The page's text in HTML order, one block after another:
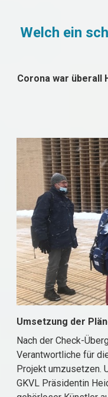
Welch ein
Corona war überall
Umsetzung der
Nach der Check-
Verantwortliche für
Projekt umzusetzen.
GKVL Präsidentin